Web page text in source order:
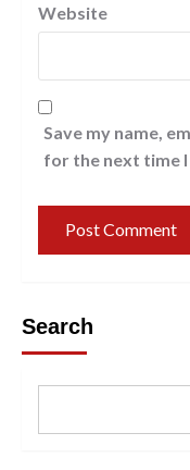
Website
Save my name,
for the next time
Search